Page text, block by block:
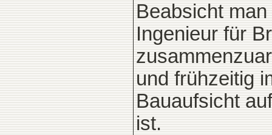
Beabsicht
Ingenieur für
und frühzeitig
Bauaufsicht
ist.